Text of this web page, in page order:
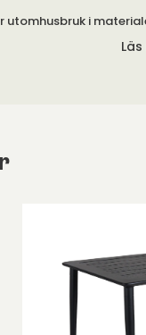
utomhusbruk i
eller uteplatsen.